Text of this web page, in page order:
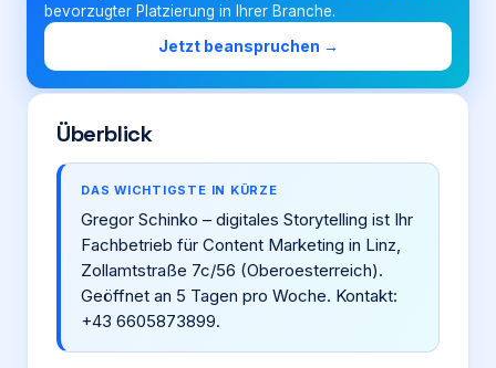
bevorzugter Platzierung in Ihrer Branche.
Jetzt beanspruchen →
Überblick
DAS WICHTIGSTE IN KÜRZE
Gregor Schinko – digitales Storytelling ist Ihr
Fachbetrieb für Content Marketing in Linz,
Zollamtstraße 7c/56 (Oberoesterreich).
Geöffnet an 5 Tagen pro Woche. Kontakt:
+43 6605873899.